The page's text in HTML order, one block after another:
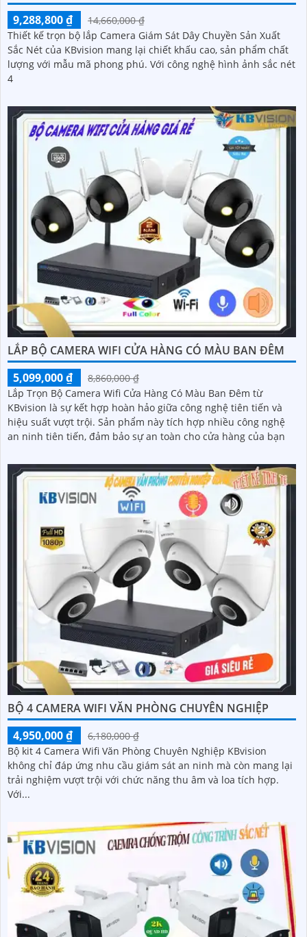
9,288,800 ₫
14,660,000 ₫
Thiết kế trọn bộ lắp Camera Giám Sát Dây Chuyền Sản Xuất
Sắc Nét của KBvision mang lại chiết khấu cao, sản phẩm chất
lượng với mẫu mã phong phú. Với công nghệ hình ảnh sắc nét
4
LẮP BỘ CAMERA WIFI CỬA HÀNG CÓ MÀU BAN ĐÊM
5,099,000 ₫
8,860,000 ₫
Lắp Trọn Bộ Camera Wifi Cửa Hàng Có Màu Ban Đêm từ
KBvision là sự kết hợp hoàn hảo giữa công nghệ tiên tiến và
hiệu suất vượt trội. Sản phẩm này tích hợp nhiều công nghệ
an ninh tiên tiến, đảm bảo sự an toàn cho cửa hàng của bạn
BỘ 4 CAMERA WIFI VĂN PHÒNG CHUYÊN NGHIỆP
4,950,000 ₫
6,180,000 ₫
Bộ kit 4 Camera Wifi Văn Phòng Chuyên Nghiệp KBvision
không chỉ đáp ứng nhu cầu giám sát an ninh mà còn mang lại
trải nghiệm vượt trội với chức năng thu âm và loa tích hợp.
Với...